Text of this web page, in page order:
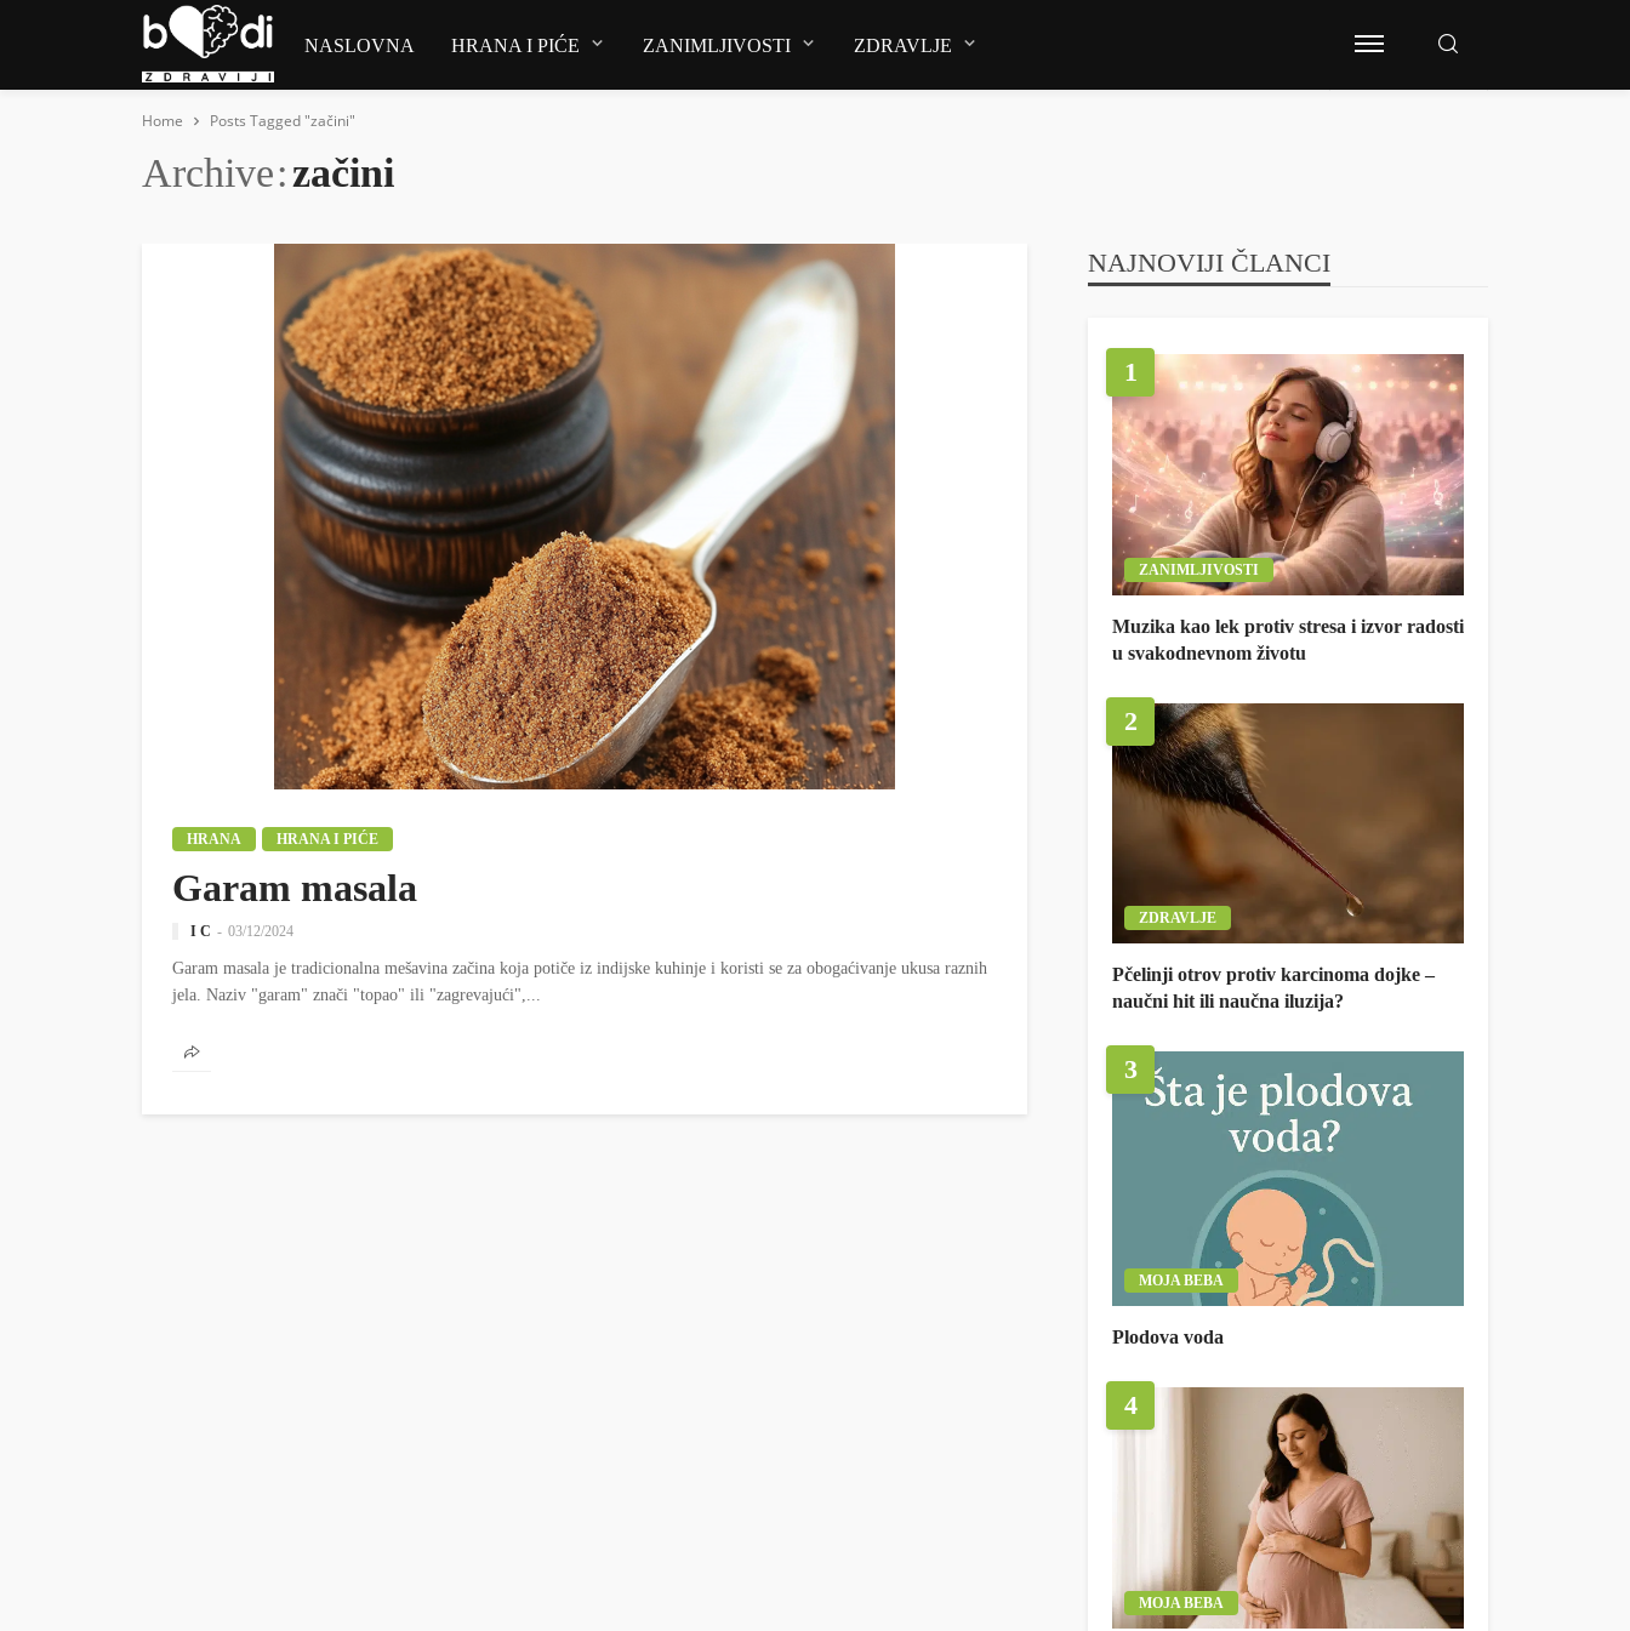
NASLOVNA HRANA I PIĆE ZANIMLJIVOSTI ZDRAVLJE
Home Posts Tagged "začini"
Archive začini
HRANA HRANA I PIĆE
Garam masala
I C 03/12/2024
Garam masala je tradicionalna mešavina začina koja potiče iz indijske kuhinje i koristi se za obogaćivanje ukusa raznih
jela. Naziv "garam" znači "topao" ili "zagrevajući",...
NAJNOVIJI ČLANCI
1
ZANIMLJIVOSTI
Muzika kao lek protiv stresa i izvor radosti
u svakodnevnom životu
2
ZDRAVLJE
Pčelinji otrov protiv karcinoma dojke –
naučni hit ili naučna iluzija?
3
MOJA BEBA
Plodova voda
4
MOJA BEBA